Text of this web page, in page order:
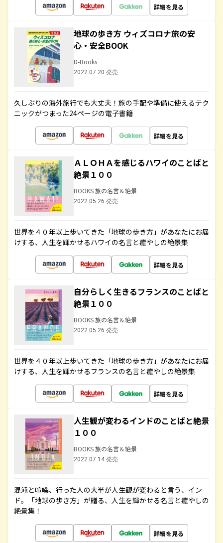
詳細を見る
地球の歩き方 ウィズコロナ旅の安
心・安全BOOK
D-Books
2022.07.20 発売
久しぶりの海外旅行でも大丈夫！旅の手配や準備に使えるテク
ニックがつまった24ページの電子書籍
詳細を見る
ＡＬＯＨＡを感じるハワイのことばと
絶景１００
BOOKS 旅の名言＆絶景
2022.05.26 発売
世界を４０年以上歩いてきた「地球の歩き方」があなたにお届
けする、人生を輝かせるハワイの名言と癒やしの絶景集
詳細を見る
自分らしく生きるフランスのことばと
絶景１００
BOOKS 旅の名言＆絶景
2022.05.26 発売
世界を４０年以上歩いてきた「地球の歩き方」があなたにお届
けする、人生を輝かせるフランスの名言と癒やしの絶景集
詳細を見る
人生観が変わるインドのことばと絶景
１００
BOOKS 旅の名言＆絶景
2022.07.14 発売
混沌と喧噪、行った人の大半が人生観が変わると言う、イン
ド。「地球の歩き方」が贈る、人生を輝かせる名言と癒やしの
絶景集！
詳細を見る